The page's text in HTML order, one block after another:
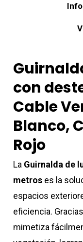
con
Cable
Blanco,
Rojo
La Guirnalda de
metroses la
espacios
eficiencia.
mimetiza